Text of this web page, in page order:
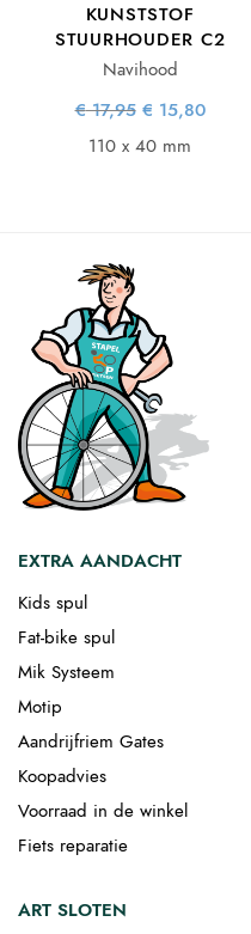
KUNSTSTOF
STUURHOUDER C2
Navihood
€17,95 Oorspronkelijke
prijs was:
€ 17,95.
€ 15,80
110 x 40 mm
EXTRA AANDACHT
Kids spul
Fat-bike spul
Mik Systeem
Motip
Aandrijfriem Gates
Koopadvies
Voorraad in de winkel
Fiets reparatie
ART SLOTEN